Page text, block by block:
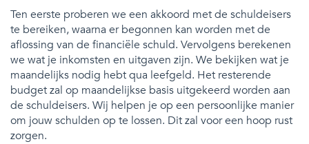
Ten eerste proberen we een akkoord met de schuldeisers
te bereiken, waarna er begonnen kan worden met de
aflossing van de financiële schuld. Vervolgens berekenen
we wat je inkomsten en uitgaven zijn. We bekijken wat je
maandelijks nodig hebt qua leefgeld. Het resterende
budget zal op maandelijkse basis uitgekeerd worden aan
de schuldeisers. Wij helpen je op een persoonlijke manier
om jouw schulden op te lossen. Dit zal voor een hoop rust
zorgen.